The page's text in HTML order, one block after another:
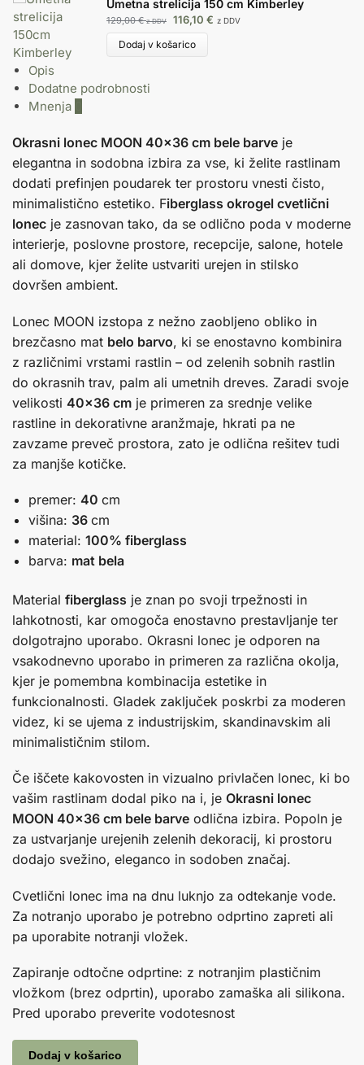
Umetna strelicija 150 cm Kimberley
129,00€ z DDV 116,10 € z DDV
Dodaj v košarico
Opis
Dodatne podrobnosti
Mnenja
Okrasni lonec MOON 40×36 cm bele barve je
elegantna in sodobna izbira za vse, ki želite rastlinam
dodati prefinjen poudarek ter prostoru vnesti čisto,
minimalistično estetiko. Fiberglass okrogel cvetlični
lonec je zasnovan tako, da se odlično poda v moderne
interierje, poslovne prostore, recepcije, salone, hotele
ali domove, kjer želite ustvariti urejen in stilsko
dovršen ambient.
Lonec MOON izstopa z nežno zaobljeno obliko in
brezčasno mat belo barvo, ki se enostavno kombinira
z različnimi vrstami rastlin – od zelenih sobnih rastlin
do okrasnih trav, palm ali umetnih dreves. Zaradi svoje
velikosti 40×36 cm je primeren za srednje velike
rastline in dekorativne aranžmaje, hkrati pa ne
zavzame preveč prostora, zato je odlična rešitev tudi
za manjše kotičke.
premer: 40 cm
višina: 36 cm
material: 100% fiberglass
barva: mat bela
Material fiberglass je znan po svoji trpežnosti in
lahkotnosti, kar omogoča enostavno prestavljanje ter
dolgotrajno uporabo. Okrasni lonec je odporen na
vsakodnevno uporabo in primeren za različna okolja,
kjer je pomembna kombinacija estetike in
funkcionalnosti. Gladek zaključek poskrbi za moderen
videz, ki se ujema z industrijskim, skandinavskim ali
minimalističnim stilom.
Če iščete kakovosten in vizualno privlačen lonec, ki bo
vašim rastlinam dodal piko na i, je Okrasni lonec
MOON 40×36 cm bele barve odlična izbira. Popoln je
za ustvarjanje urejenih zelenih dekoracij, ki prostoru
dodajo svežino, eleganco in sodoben značaj.
Cvetlični lonec ima na dnu luknjo za odtekanje vode.
Za notranjo uporabo je potrebno odprtino zapreti ali
pa uporabite notranji vložek.
Zapiranje odtočne odprtine: z notranjim plastičnim
vložkom (brez odprtin), uporabo zamaška ali silikona.
Pred uporabo preverite vodotesnost
Dodaj v košarico